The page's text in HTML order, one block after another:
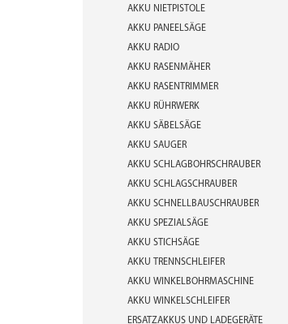
AKKU NIETPISTOLE
AKKU PANEELSÄGE
AKKU RADIO
AKKU RASENMÄHER
AKKU RASENTRIMMER
AKKU RÜHRWERK
AKKU SÄBELSÄGE
AKKU SAUGER
AKKU SCHLAGBOHRSCHRAUBER
AKKU SCHLAGSCHRAUBER
AKKU SCHNELLBAUSCHRAUBER
AKKU SPEZIALSÄGE
AKKU STICHSÄGE
AKKU TRENNSCHLEIFER
AKKU WINKELBOHRMASCHINE
AKKU WINKELSCHLEIFER
ERSATZAKKUS UND LADEGERÄTE